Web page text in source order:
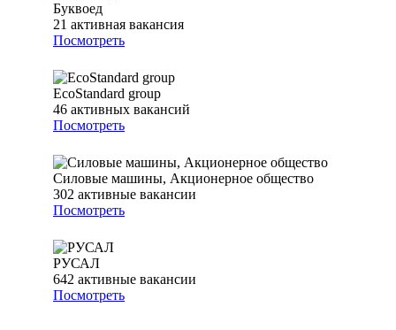
Буквоед
21 активная вакансия
Посмотреть
EcoStandard group
46 активных вакансий
Посмотреть
Силовые машины, Акционерное общество
302 активные вакансии
Посмотреть
РУСАЛ
642 активные вакансии
Посмотреть